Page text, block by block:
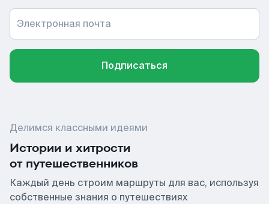
Электронная почта
Подписаться
Делимся классными идеями
Истории и хитрости
от путешественников
Каждый день строим маршруты для вас, используя
собственные знания о путешествиях